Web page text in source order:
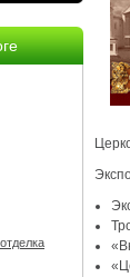
программа
Михалевском
транспорта
карты